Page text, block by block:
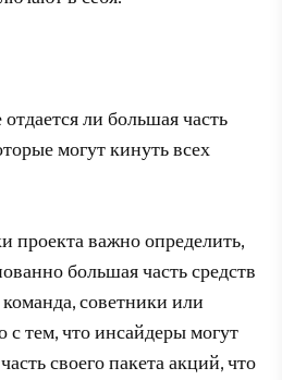
ли большая часть
могут кинуть всех
проекта важно определить,
большая часть средств
советники или
с тем, что инсайдеры могут
своего пакета акций, что